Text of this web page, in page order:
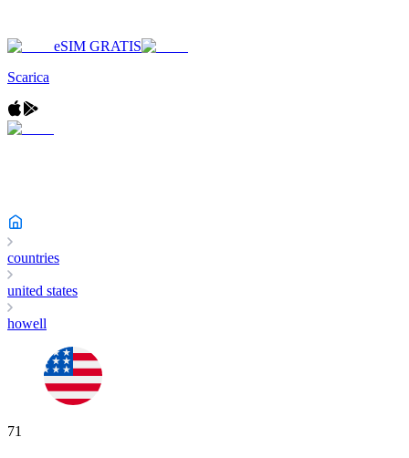
eSIM GRATIS
Scarica
countries
united states
howell
71